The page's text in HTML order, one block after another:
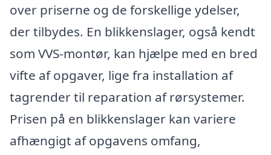
over priserne og de forskellige ydelser,
der tilbydes. En blikkenslager, også kendt
som VVS-montør, kan hjælpe med en bred
vifte af opgaver, lige fra installation af
tagrender til reparation af rørsystemer.
Prisen på en blikkenslager kan variere
afhængigt af opgavens omfang,